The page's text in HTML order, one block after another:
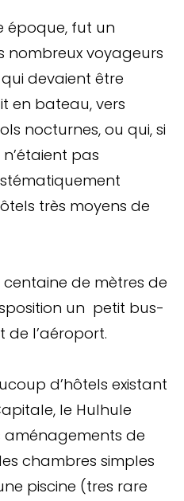
époque, fut un
nombreux voyageurs
devaient être
en bateau, vers
nocturnes, ou qui, si
pas
très moyens de
centaine de mètres de
un petit bus-
de l’aéroport.
d’hôtels existant
le Hulhule
aménagements de
chambres simples
piscine (tres rare